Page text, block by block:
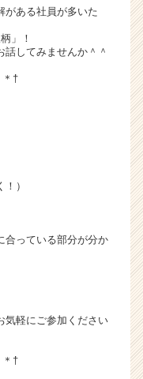
がある社員が多いた
」！
してみませんか＾＾
†
）
合っている部分が分か
気軽にご参加ください
†